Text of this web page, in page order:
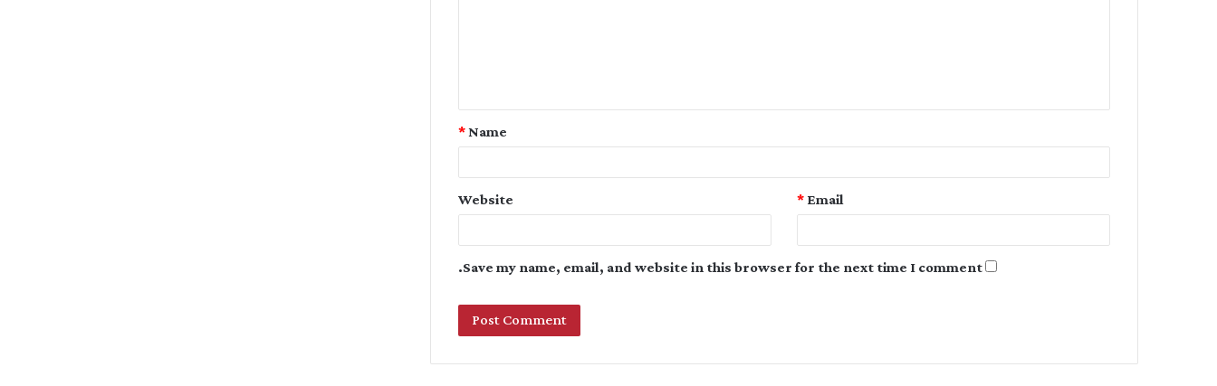
t
Name
*
Email
*
Website
Save my name, email, and website in this browser for the next time I comment.